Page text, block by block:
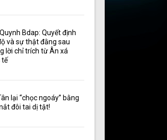
Bdap: Quyết định
và sự thật đằng sau
lời chỉ trích từ Ân xá
tế
lại “chọc ngoáy” bằng
đôi tai dị tật!